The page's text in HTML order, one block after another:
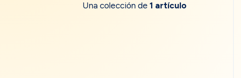
Una colección de 1 artículo